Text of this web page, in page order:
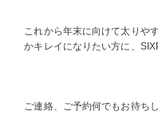
これから年末に向けて太りや
かキレイになりたい方に、
ご連絡、ご予約何でもお待ち